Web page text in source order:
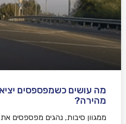
מה עושים כשמפספסים
מהירה?
ממגוון סיבות, נהגים מפספסים